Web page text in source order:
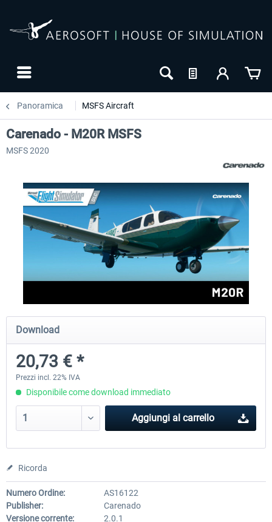
Panoramica MSFS Aircraft
FlightSim Studio - E-Jets 170/175
40,96 € *
Aerosoft Aircraft A340-
Carenado - M20R MSFS
MSFS 2020
Download
20,73 € *
Prezzi incl. 22% IVA
Disponibile come download immediato
Aggiungi al carrello
Ricorda
Numero Ordine:
AS16122
Publisher:
Carenado
Versione corrente:
2.0.1